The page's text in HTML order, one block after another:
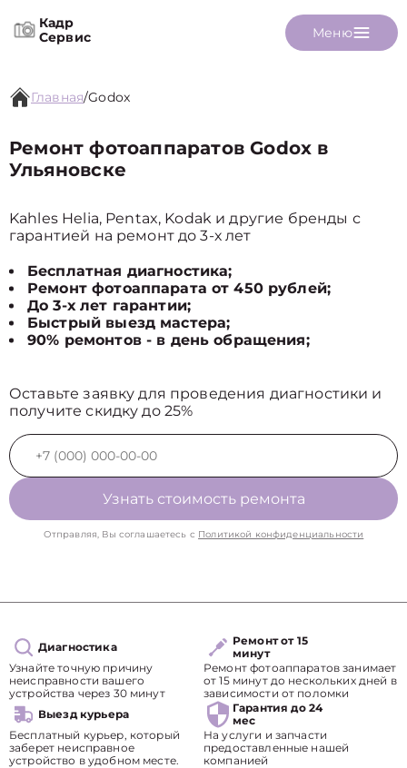
Кадр
Сервис
Меню
Главная/Godox
Ремонт фотоаппаратов Godox в
Ульяновске
Kahles Helia, Pentax, Kodak и другие бренды с
гарантией на ремонт до 3-х лет
Бесплатная диагностика;
Ремонт фотоаппарата от 450 рублей;
До 3-х лет гарантии;
Быстрый выезд мастера;
90% ремонтов - в день обращения;
Оставьте заявку для проведения диагностики и
получите скидку до 25%
Узнать стоимость ремонта
Отправляя, Вы соглашаетесь с Политикой конфиденциальности
Диагностика
Узнайте точную причину
неисправности вашего
устройства через 30 минут
Ремонт от 15
минут
Ремонт фотоаппаратов занимает
от 15 минут до нескольких дней в
зависимости от поломки
Выезд курьера
Бесплатный курьер, который
заберет неисправное
устройство в удобном месте.
Гарантия до 24
мес
На услуги и запчасти
предоставленные нашей
компанией